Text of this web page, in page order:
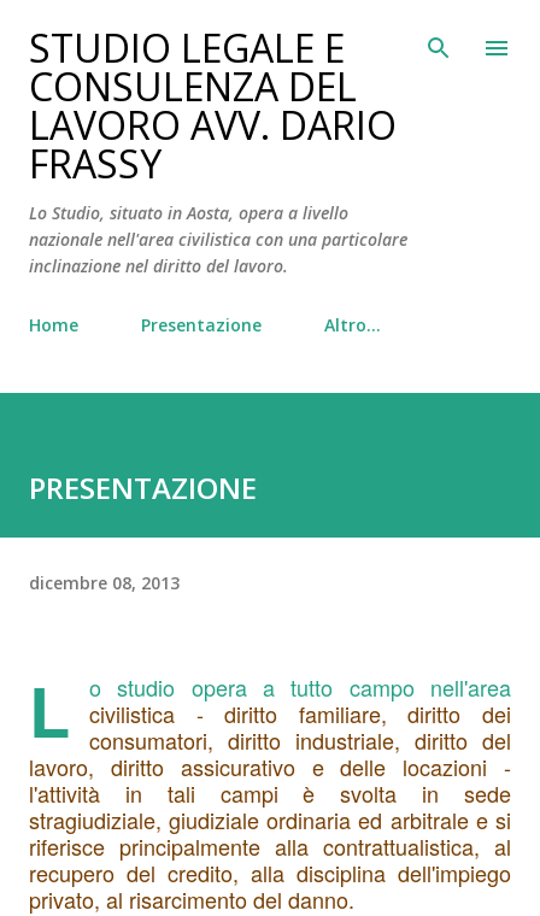
Passa ai contenuti principali
STUDIO LEGALE E
CONSULENZA DEL
LAVORO AVV. DARIO
FRASSY
Lo Studio, situato in Aosta, opera a livello
nazionale nell'area civilistica con una particolare
inclinazione nel diritto del lavoro.
Home Presentazione Altro…
PRESENTAZIONE
dicembre 08, 2013
L
o studio opera a tutto campo nell'area
civilistica - diritto familiare, diritto dei
consumatori, diritto industriale, diritto del
lavoro, diritto assicurativo e delle locazioni -
l'attività in tali campi è svolta in sede
stragiudiziale, giudiziale ordinaria ed arbitrale e si
riferisce principalmente alla contrattualistica, al
recupero del credito, alla disciplina dell'impiego
privato, al risarcimento del danno.